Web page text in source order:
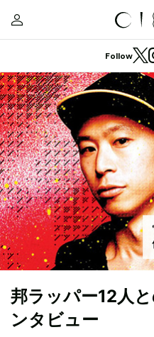
Follow
邦ラッパー12人
ンタビュー